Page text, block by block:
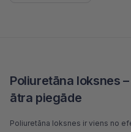
Poliuretāna loksnes
ātra piegāde
Poliuretāna loksnes ir viens no